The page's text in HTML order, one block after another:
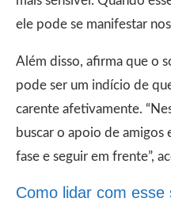
ele pode se manifestar nos
Além disso, afirma que o
pode ser um indício de
carente afetivamente.
buscar o apoio de amigos
fase e seguir em frente”,
Como lidar com esse